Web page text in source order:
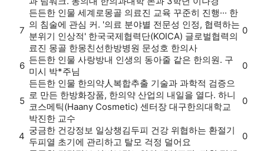
7
든든한 인물 세계로몽골 의료진 교육 꾸준히 진행··· 한
의 침술에 관심 커. '의료 분야별 전문성 인정, 협력하는
분위기 인상적' 한국국제협력단(KOICA) 글로벌협력의
료진 몽골 한몽친선한방병원 문성호 한의사
0
6
든든한 인물 사랑방내 인생의 동아줄 같은 한의원. 구
미시 박*주님
0
5
든든한 인물 한의약人복합추출 기술과 과학적 검증으
로 만든 한방화장품, 한의약 산업의 내일을 열다. 하니
코스메틱(Haany Cosmetic) 센터장 대구한의대학교
박진한 교수
0
4
궁금한 건강정보 일상챙김두피 건강 위협하는 환절기
두피열 초기에 관리하고 탈모 걱정 덜어요
0